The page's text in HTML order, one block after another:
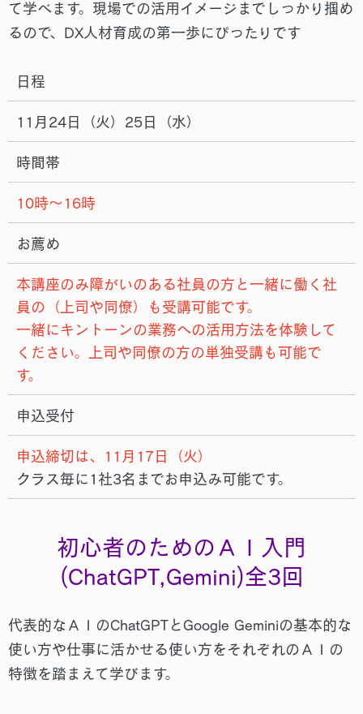
て学べます。現場での活用イメージまでしっかり掴め
るので、DX人材育成の第一歩にぴったりです
日程
11月24日（火）25日（水）
時間帯
10時～16時
お薦め
本講座のみ障がいのある社員の方と一緒に働く社
員の（上司や同僚）も受講可能です。
一緒にキントーンの業務への活用⽅法を体験して
ください。上司や同僚の⽅の単独受講も可能で
す。
申込受付
申込締切は、11月17日（火）
クラス毎に1社3名までお申込み可能です。
初心者のためのＡＩ入門
(ChatGPT,Gemini)全3回
代表的なＡＩのChatGPTとGoogle Geminiの基本的な
使い方や仕事に活かせる使い方をそれぞれのＡＩの
特徴を踏まえて学びます。